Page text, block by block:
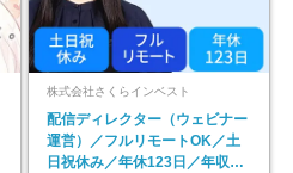
株式会社さくらインベスト
配信ディレクター（ウェビナー
運営）／フルリモートOK／土
日祝休み／年休123日／年収